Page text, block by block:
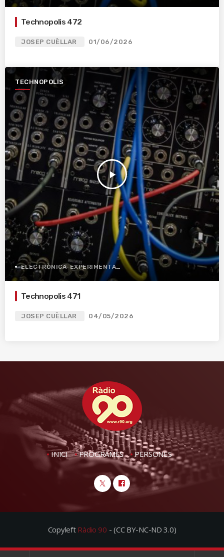
Technopolis 472
JOSEP CUÈLLAR 01/06/2026
TECHNOPOLIS
play_arrow
ELECTRÒNICA-EXPERIMENTAL
Technopolis 471
JOSEP CUÈLLAR 04/05/2026
INICI PROGRAMES PERSONES
Copyleft Ràdio 90 - (CC BY-NC-ND 3.0)